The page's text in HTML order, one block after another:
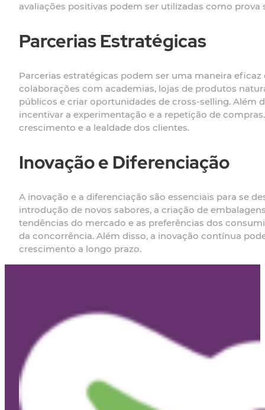
avaliações positivas podem ser utilizadas como
Parcerias Estratégicas
Parcerias estratégicas podem ser uma maneira
colaborações com academias, lojas de produtos
públicos e criar oportunidades de cross-selling. Além
incentivar a experimentação e a repetição de
crescimento e a lealdade dos clientes.
Inovação e Diferenciação
A inovação e a diferenciação são essenciais para se
introdução de novos sabores, a criação de
tendências do mercado e as preferências dos
da concorrência. Além disso, a inovação contínua
crescimento a longo prazo.